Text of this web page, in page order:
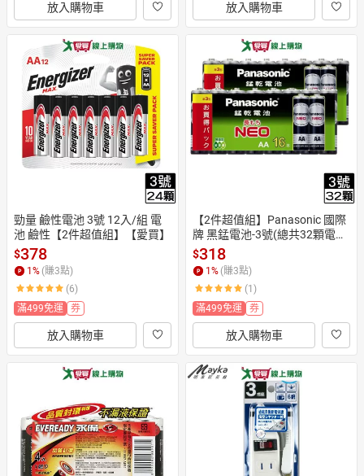
放入購物車 放入購物車
勁量 鹼性電池 3號 12入/組 電
池 鹼性【2件超值組】【愛買】
$378
1% (賺3點)
(6)
滿499免運
券
放入購物車
【2件超值組】Panasonic 國際
牌 黑錳電池-3號(總共32顆電
池)【愛買】
$318
1% (賺3點)
(1)
滿499免運
券
放入購物車